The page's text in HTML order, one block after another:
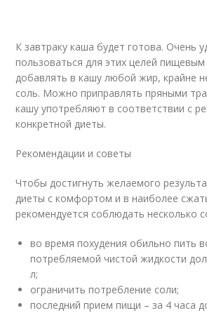
К завтраку каша будет готова. Очень
пользоваться для этих целей
добавлять в кашу любой жир, крайне
соль. Можно приправлять пряными
кашу употребляют в соответствии с
конкретной диеты.
Рекомендации и советы
Чтобы достигнуть желаемого
диеты с комфортом и в наиболее
рекомендуется соблюдать несколько
во время похудения обильно пить
потребляемой чистой жидкости
л;
ограничить потребление соли;
последний прием пищи – за 4 часа